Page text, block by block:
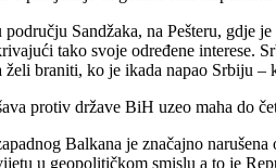
Sandžaka, na Pešteru,
tako svoje određene interese.
braniti, ko je ikada napao Srbiju –
protiv države BiH uzeo maha do
Balkana je značajno
u geopolitičkom smislu a to je